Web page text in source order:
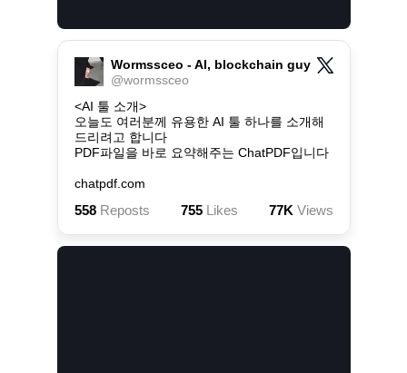
Wormssceo - AI, blockchain guy
@wormssceo
<AI 툴 소개>
오늘도 여러분께 유용한 AI 툴 하나를 소개해
드리려고 합니다
PDF파일을 바로 요약해주는 ChatPDF입니다
chatpdf.com
558Reposts 755Likes 77K Views